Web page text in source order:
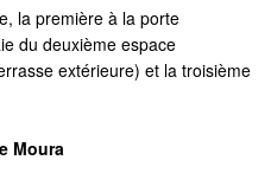
la première à la porte
du deuxième espace
extérieure) et la troisième
Moura